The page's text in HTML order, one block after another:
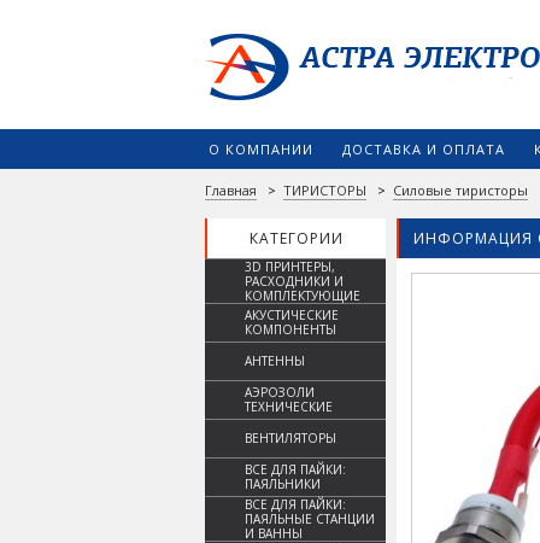
О КОМПАНИИ ДОСТАВКА И ОПЛАТА
Главная > ТИРИСТОРЫ > Силовые тиристоры
КАТЕГОРИИ ИНФОРМАЦИЯ
3D ПРИНТЕРЫ,
РАСХОДНИКИ И
КОМПЛЕКТУЮЩИЕ
АКУСТИЧЕСКИЕ
КОМПОНЕНТЫ
АНТЕННЫ
АЭРОЗОЛИ
ТЕХНИЧЕСКИЕ
ВЕНТИЛЯТОРЫ
ВСЕ ДЛЯ ПАЙКИ:
ПАЯЛЬНИКИ
ВСЕ ДЛЯ ПАЙКИ:
ПАЯЛЬНЫЕ СТАНЦИИ
И ВАННЫ